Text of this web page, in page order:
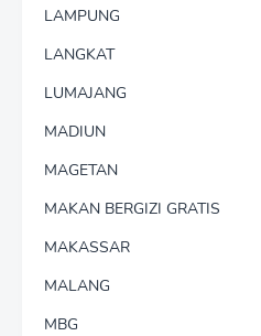
LAMPUNG
LANGKAT
LUMAJANG
MADIUN
MAGETAN
MAKAN BERGIZI GRATIS
MAKASSAR
MALANG
MBG